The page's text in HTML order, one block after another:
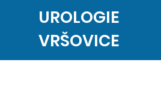
UROLOGIE
VRŠOVICE